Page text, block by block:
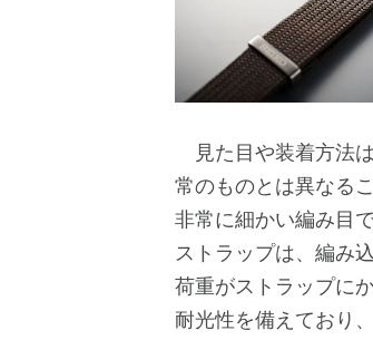
見た目や装着方法
常のものとは異なる
非常に細かい編み目
ストラップは、編み
荷重がストラップに
耐光性を備えており